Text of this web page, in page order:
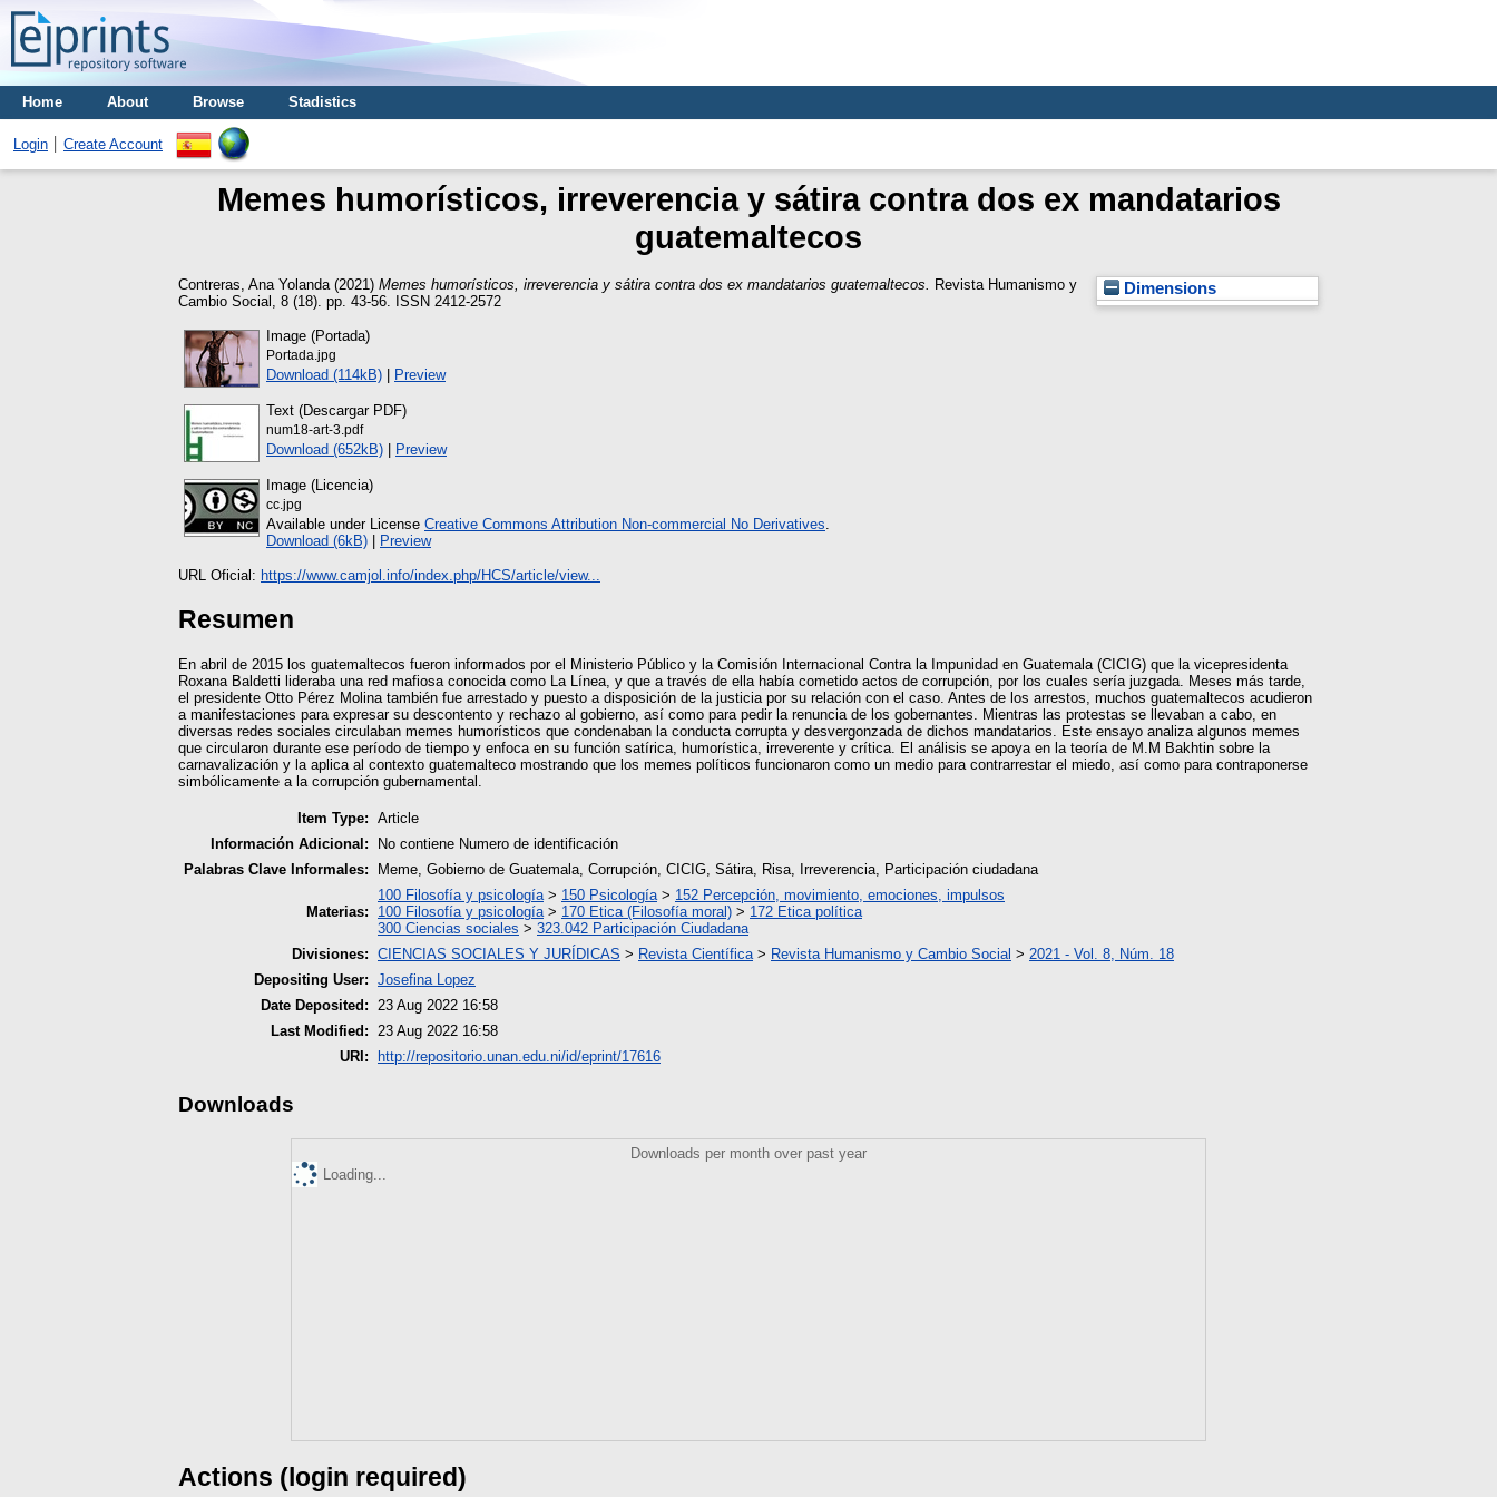
Home About Browse Stadistics
Login Create Account
Memes humorísticos, irreverencia y sátira contra dos ex mandatarios
guatemaltecos
Dimensions
Contreras, Ana Yolanda (2021) Memes humorísticos, irreverencia y sátira contra dos ex mandatarios guatemaltecos.
Revista Humanismo y
Cambio Social, 8 (18). pp. 43-56. ISSN 2412-2572
Image (Portada)
Portada.jpg
Download (114kB) | Preview
Text (Descargar PDF)
num18-art-3.pdf
Download (652kB) | Preview
Image (Licencia)
cc.jpg
Available under License Creative Commons Attribution Non-commercial No Derivatives
Download (6kB) | Preview
URL Oficial: https://www.camjol.info/index.php/HCS/article/view...
Resumen
En abril de 2015 los guatemaltecos fueron informados por el Ministerio Público y la Comisión Internacional Contra la Impunidad en Guatemala (CICIG) que la vicepresidenta
Roxana Baldetti lideraba una red mafiosa conocida como La Línea, y que a través de ella había cometido actos de corrupción, por los cuales sería juzgada. Meses más tarde,
el presidente Otto Pérez Molina también fue arrestado y puesto a disposición de la justicia por su relación con el caso. Antes de los arrestos, muchos guatemaltecos acudieron
a manifestaciones para expresar su descontento y rechazo al gobierno, así como para pedir la renuncia de los gobernantes. Mientras las protestas se llevaban a cabo, en
diversas redes sociales circulaban memes humorísticos que condenaban la conducta corrupta y desvergonzada de dichos mandatarios. Este ensayo analiza algunos memes
que circularon durante ese período de tiempo y enfoca en su función satírica, humorística, irreverente y crítica. El análisis se apoya en la teoría de M.M Bakhtin sobre la
carnavalización y la aplica al contexto guatemalteco mostrando que los memes políticos funcionaron como un medio para contrarrestar el miedo, así como para contraponerse
simbólicamente a la corrupción gubernamental.
Item Type: Article
Información Adicional:
No contiene Numero de identificación
Palabras Clave Informales:
Meme, Gobierno de Guatemala, Corrupción, CICIG, Sátira, Risa, Irreverencia, Participación ciudadana
Materias:
100 Filosofía y psicología > 150 Psicología > 152 Percepción, movimiento, emociones, impulsos
100 Filosofía y psicología > 170 Etica (Filosofía moral) > 172 Etica política
300 Ciencias sociales > 323.042 Participación Ciudadana
Divisiones: CIENCIAS SOCIALES Y JURÍDICAS > Revista Científica > Revista Humanismo y Cambio Social > 2021 - Vol. 8, Núm. 18
Depositing User: Josefina Lopez
Date Deposited:
23 Aug 2022 16:58
Last Modified:
23 Aug 2022 16:58
URI:
http://repositorio.unan.edu.ni/id/eprint/17616
Downloads
Downloads per month over past year
Loading...
Actions (login required)